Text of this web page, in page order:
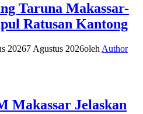
Taruna Makassar-
Ratusan Kantong
20267 Agustus 2026oleh Author
Makassar Jelaskan